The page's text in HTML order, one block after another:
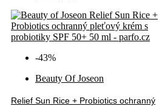
-43%
Beauty Of Joseon
Relief Sun Rice + Probiotics ochranný